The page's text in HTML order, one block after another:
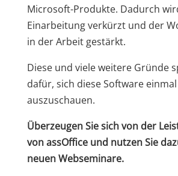
Microsoft-Produkte. Dadurch
Einarbeitung verkürzt und der
in der Arbeit gestärkt.
Diese und viele weitere Gründe
dafür, sich diese Software
auszuschauen.
Überzeugen Sie sich von der
von assOffice und nutzen Sie
neuen Webseminare.